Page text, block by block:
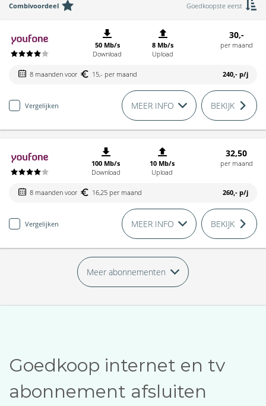
Combivoordeel Goedkoopste eerst
50 Mb/s
Download
8 Mb/s
Upload
30,-
per maand
8 maanden voor 15,- per maand 240,- p/j
Vergelijken MEER INFO BEKIJK
100 Mb/s
Download
10 Mb/s
Upload
32,50
per maand
8 maanden voor 16,25 per maand 260,- p/j
Vergelijken MEER INFO BEKIJK
Meer abonnementen
Goedkoop internet en tv
abonnement afsluiten